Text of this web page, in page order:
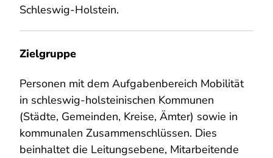
Schleswig-Holstein.
Zielgruppe
Personen mit dem Aufgabenbereich Mobilität
in schleswig-holsteinischen Kommunen
(Städte, Gemeinden, Kreise, Ämter) sowie in
kommunalen Zusammenschlüssen. Dies
beinhaltet die Leitungsebene, Mitarbeitende